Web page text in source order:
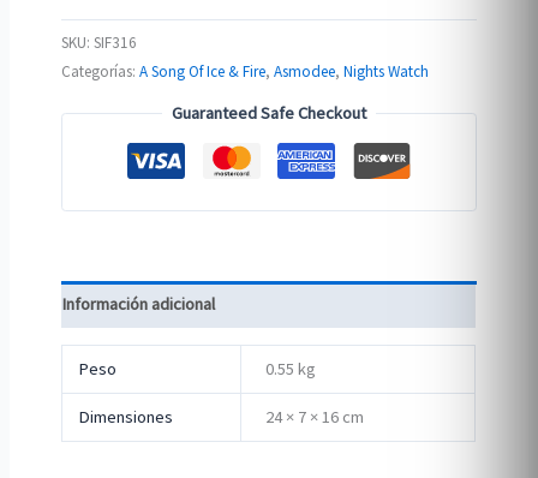
SKU:SIF316
Categorías:A Song Of Ice & Fire,Asmodee,Nights Watch
Guaranteed Safe Checkout
Información adicional
Peso 0.55 kg
Dimensiones 24 × 7 × 16 cm